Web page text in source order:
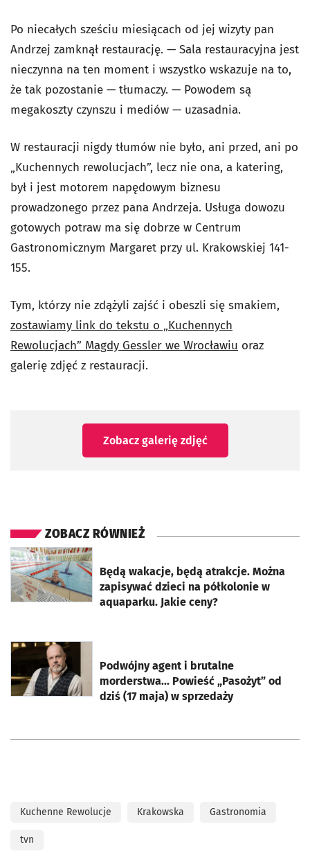
Po niecałych sześciu miesiącach od jej wizyty pan
Andrzej zamknął restaurację. — Sala restauracyjna jest
nieczynna na ten moment i wszystko wskazuje na to,
że tak pozostanie — tłumaczy. — Powodem są
megakoszty czynszu i mediów — uzasadnia.
W restauracji nigdy tłumów nie było, ani przed, ani po
„Kuchennych rewolucjach”, lecz nie ona, a katering,
był i jest motorem napędowym biznesu
prowadzonego przez pana Andrzeja. Usługa dowozu
gotowych potraw ma się dobrze w Centrum
Gastronomicznym Margaret przy ul. Krakowskiej 141-
155.
Tym, którzy nie zdążyli zajść i obeszli się smakiem,
zostawiamy link do tekstu o „Kuchennych
Rewolucjach” Magdy Gessler we Wrocławiu oraz
galerię zdjęć z restauracji.
Zobacz galerię zdjęć
ZOBACZ RÓWNIEŻ
Będą wakacje, będą atrakcje. Można
zapisywać dzieci na półkolonie w
aquaparku. Jakie ceny?
otworzy się w nowej karcie
Podwójny agent i brutalne
morderstwa... Powieść „Pasożyt” od
dziś (17 maja) w sprzedaży
otworzy się w nowej karcie
Kuchenne Rewolucje Krakowska Gastronomia
tvn